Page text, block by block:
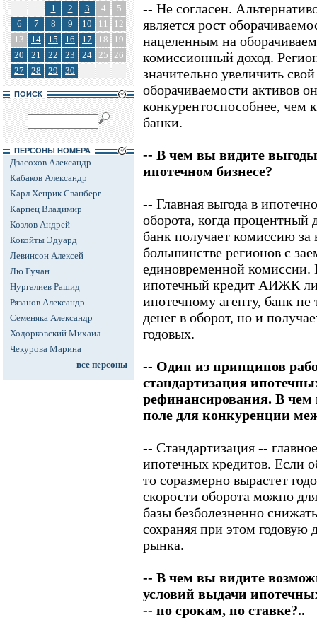
1 2 3 4
5
6
7 8 9 10 11
12
13
14 15 16 17 18
19
20
21 22 23 24 25 26
27
28 29 30
ПОИСК
ПЕРСОНЫ НОМЕРА
Дзасохов Александр
Кабаков Александр
Карл Хенрик Сванберг
Карпец Владимир
Козлов Андрей
Кокойты Эдуард
Левинсон Алексей
Лю Гучан
Нургалиев Рашид
Рязанов Александр
Семеняка Александр
Ходорковский Михаил
Чекурова Марина
все персоны
-- Не согласен.
является рост
нацеленным на
комиссионный доход.
значительно увеличить
оборачиваемости активов
конкурентоспособнее, чем
банки.
-- В чем вы видите
ипотечном бизнесе?
-- Главная выгода в
оборота, когда процентный
банк получает комиссию за
большинстве регионов с
единовременной комиссии.
ипотечный кредит АИЖК
ипотечному агенту, банк не
денег в оборот, но и
годовых.
-- Один из принципов
стандартизация
рефинансирования. В чем
поле для конкуренции
-- Стандартизация --
ипотечных кредитов. Если
то соразмерно вырастет
скорости оборота можно
базы безболезненно
сохраняя при этом годовую
рынка.
-- В чем вы видите
условий выдачи
-- по срокам, по ставке?..